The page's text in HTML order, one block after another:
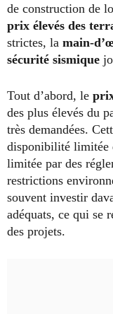
de construction de
prix élevés des
strictes, la main-
sécurité sismique
Tout d’abord, le
des plus élevés du
très demandées.
disponibilité limitée
limitée par des
restrictions
souvent investir
adéquats, ce qui se
des projets.